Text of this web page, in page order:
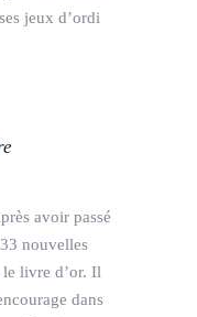
jeux d’ordi
avoir passé
nouvelles
livre d’or. Il
dans